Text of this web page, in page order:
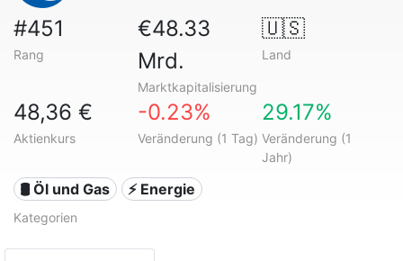
#451
Rang
€48.33
Mrd.
Marktkapitalisierung
🇺🇸
Land
48,36 €
Aktienkurs
-0.23%
Veränderung (1 Tag)
29.17%
Veränderung (1
Jahr)
🛢 Öl und Gas ⚡ Energie
Kategorien